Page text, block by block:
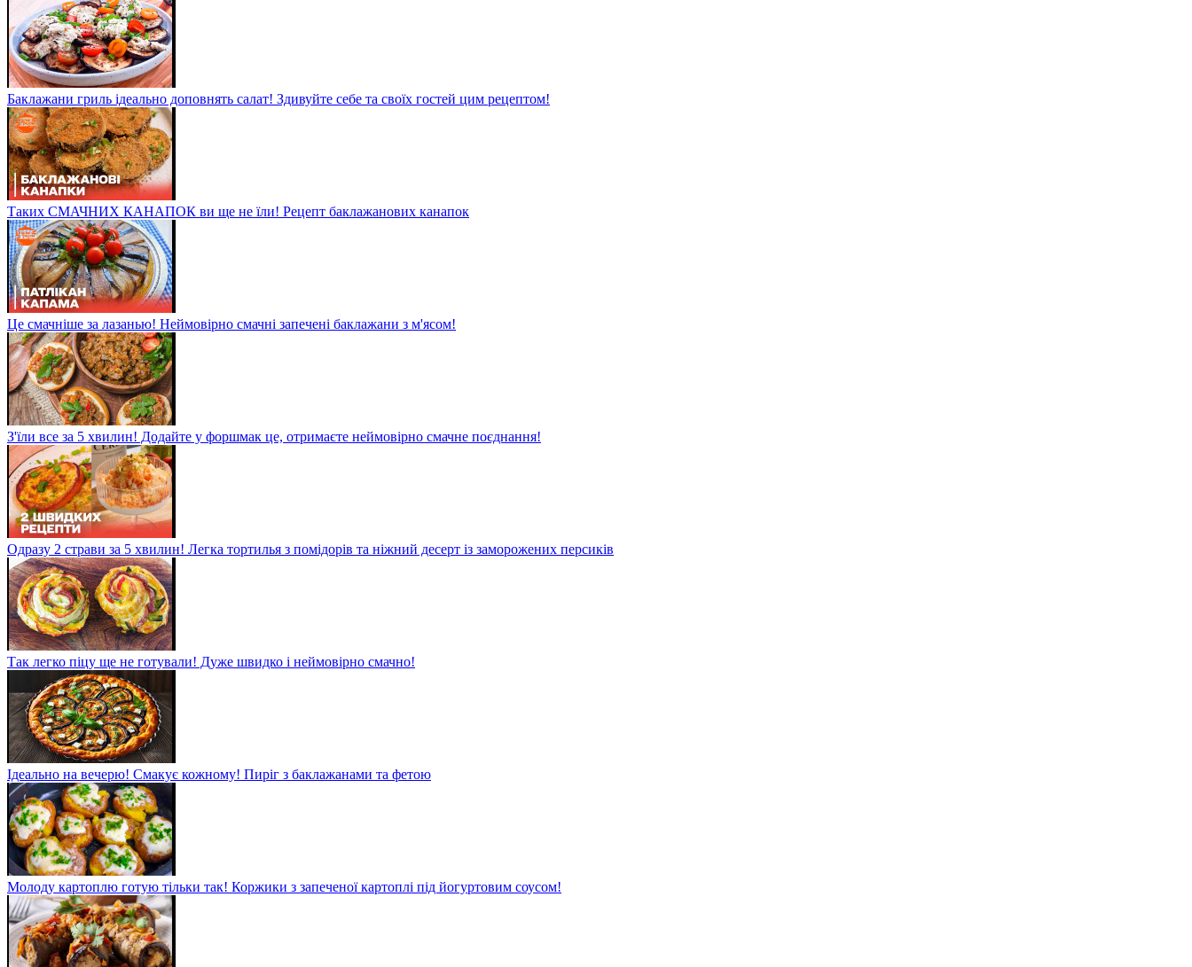
Баклажани гриль ідеально доповнять салат! Здивуйте себе та своїх гостей цим рецептом!
Таких СМАЧНИХ КАНАПОК ви ще не їли! Рецепт баклажанових канапок
Це смачніше за лазанью! Неймовірно смачні запечені баклажани з м'ясом!
З'їли все за 5 хвилин! Додайте у форшмак це, отримаєте неймовірно смачне поєднання!
Одразу 2 страви за 5 хвилин! Легка тортилья з помідорів та ніжний десерт із заморожених персиків
Так легко піцу ще не готували! Дуже швидко і неймовірно смачно!
Ідеально на вечерю! Смакує кожному! Пиріг з баклажанами та фетою
Молоду картоплю готую тільки так! Коржики з запеченої картоплі під йогуртовим соусом!